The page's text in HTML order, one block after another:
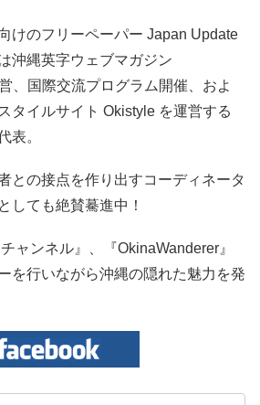
けのフリーペーパー Japan Update
沖縄英字ウェブマガジン
、国際交流プログラム開催、およ
タイルサイト Okistyle を運営する
表。
との接点を作り出すコーディネータ
しても絶賛驀進中！
ャンネル』、『OkinaWanderer』
を行いながら沖縄の隠れた魅力を発